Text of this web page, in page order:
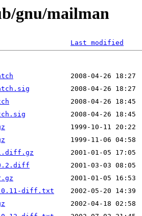
gnu/mailman
Last modified
diff.txt